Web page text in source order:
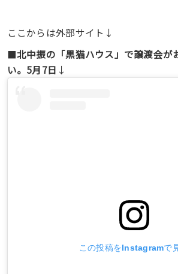
ここからは外部サイト↓
■北中振の「黒猫ハウス」で譲渡会が
い。5月7日 ↓
この投稿をInstagramで